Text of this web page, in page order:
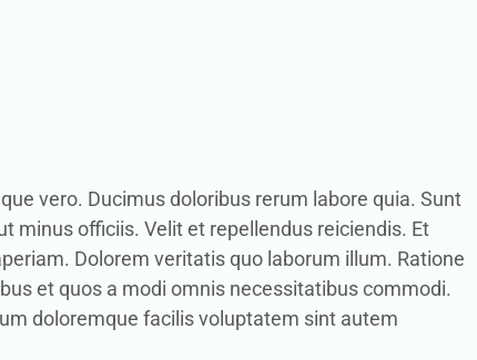
vero. Ducimus doloribus rerum labore quia. Sunt
minus officiis. Velit et repellendus reiciendis. Et
Dolorem veritatis quo laborum illum. Ratione
et quos a modi omnis necessitatibus commodi.
doloremque facilis voluptatem sint autem